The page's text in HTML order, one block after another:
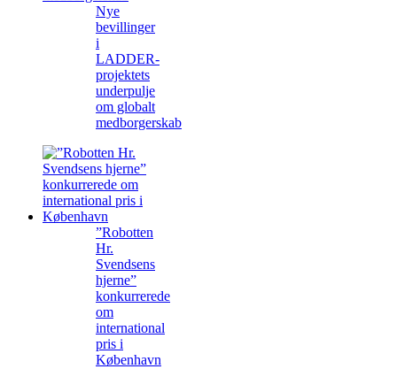
Nye
bevillinger
i
LADDER-
projektets
underpulje
om globalt
medborgerskab
”Robotten
Hr.
Svendsens
hjerne”
konkurrerede
om
international
pris i
København